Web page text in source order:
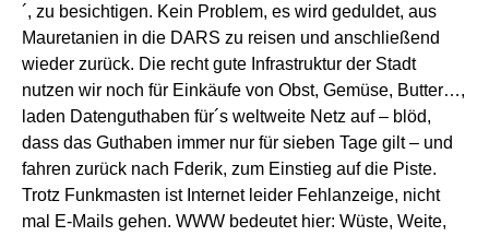
´, zu besichtigen. Kein Problem, es wird geduldet, aus
Mauretanien in die DARS zu reisen und anschließend
wieder zurück. Die recht gute Infrastruktur der Stadt
nutzen wir noch für Einkäufe von Obst, Gemüse, Butter…,
laden Datenguthaben für´s weltweite Netz auf – blöd,
dass das Guthaben immer nur für sieben Tage gilt – und
fahren zurück nach Fderik, zum Einstieg auf die Piste.
Trotz Funkmasten ist Internet eider Fehlanzeige, nicht
mal E-Mails gehen. WWW bedeutet hier: Wüste, Weite,